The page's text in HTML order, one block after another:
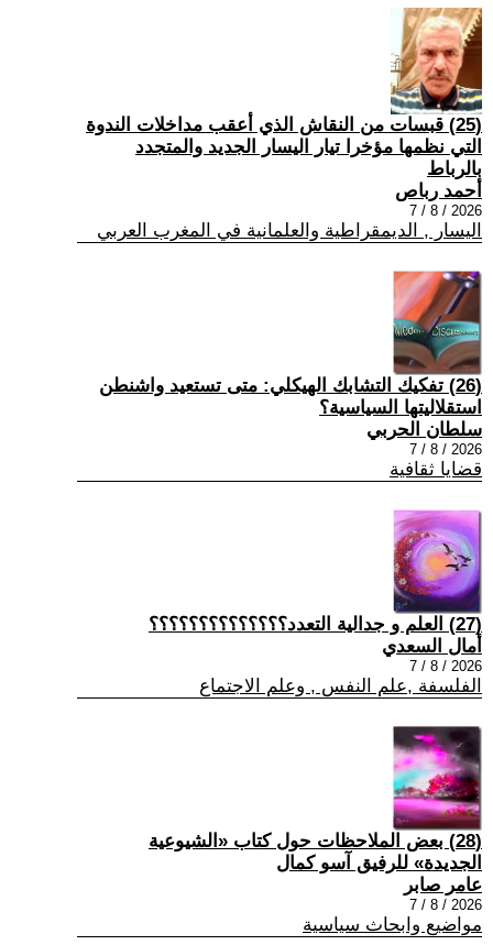
(25) قبسات من النقاش الذي أعقب مداخلات الندوة
التي نظمها مؤخرا تيار اليسار الجديد والمتجدد
بالرباط
أحمد رباص
2026 / 8 / 7
اليسار , الديمقراطية والعلمانية في المغرب العربي
(26) تفكيك التشابك الهيكلي: متى تستعيد واشنطن
استقلاليتها السياسية؟
سلطان الحربي
2026 / 8 / 7
قضايا ثقافية
(27) العلم و جدالية التعدد؟؟؟؟؟؟؟؟؟؟؟؟؟؟
أمال السعدي
2026 / 8 / 7
الفلسفة ,علم النفس , وعلم الاجتماع
(28) بعض الملاحظات حول كتاب «الشيوعية
الجديدة» للرفيق آسو كمال
عامر صابر
2026 / 8 / 7
مواضيع وابحاث سياسية